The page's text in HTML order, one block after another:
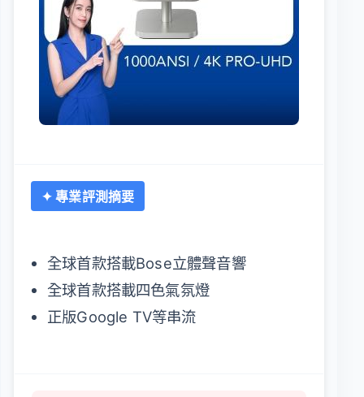
✦ 專業評測摘要
全球首款搭載Bose立體聲音響
全球首款搭載四色氣氛燈
正版Google TV等串流